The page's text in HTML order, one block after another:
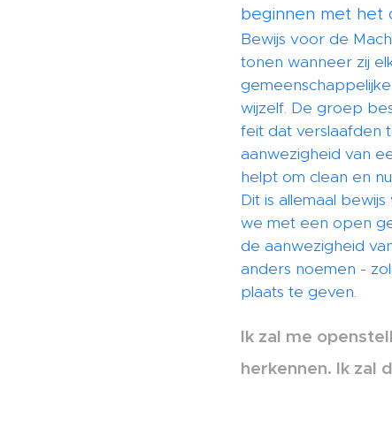
beginnen met het
Bewijs voor de
tonen wanneer zij
wijzelf. De groep
feit dat verslaafden
aanwezigheid van
helpt om clean en
Dit is allemaal
we met een open
de aanwezigheid
anders noemen -
plaats te geven.
Ik zal me
herkennen. Ik zal